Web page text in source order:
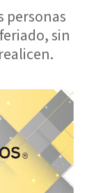
personas
sin